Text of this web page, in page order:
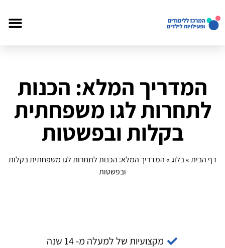
המדריך המלא: הכנות
לתחרות לגו משפחתית
בקלות ובפשטות
דף הבית»בלוג»המדריך המלא: הכנות לתחרות לגו משפחתית בקלות
ובפשטות
מקצועיות של למעלה מ- 14 שנה